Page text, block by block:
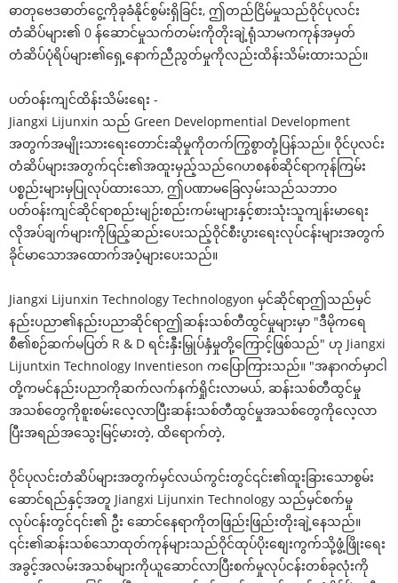
ဓာတုဗေဒဓာတ်ငွေ့ကိုခုခံနိုင်စွမ်းရှိခြင်း, ဤတည်ငြိမ်မှုသည်ဝိုင်ပုလင်း
တံဆိပ်များ၏ 0 န်ဆောင်မှုသက်တမ်းကိုတိုးချဲ့ရုံသာမကကုန်အမှတ်
တံဆိပ်ပုံရိပ်များ၏ရှေ့နောက်ညီညွတ်မှုကိုလည်းထိန်းသိမ်းထားသည်။
ပတ်ဝန်းကျင်ထိန်းသိမ်းရေး -
Jiangxi Lijunxin သည် Green Developmential Development
အတွက်အမျိုးသားရေးတောင်းဆိုမှုကိုတက်ကြွစွာတုံ့ပြန်သည်။ ဝိုင်ပုလင်း
တံဆိပ်များအတွက်၎င်း၏အထူးမှည့်သည်ဂေဟစနစ်ဆိုင်ရာကုန်ကြမ်း
ပစ္စည်းများမှပြုလုပ်ထားသော, ဤပဏာမခြေလှမ်းသည်သဘာဝ
ပတ်ဝန်းကျင်ဆိုင်ရာစည်းမျဉ်းစည်းကမ်းများနှင့်စားသုံးသူကျန်းမာရေး
လိုအပ်ချက်များကိုဖြည့်ဆည်းပေးသည့်ဝိုင်စီးပွားရေးလုပ်ငန်းများအတွက်
ခိုင်မာသောအထောက်အပံ့များပေးသည်။
Jiangxi Lijunxin Technology Technologyon မှင်ဆိုင်ရာဤသည်မှင်
နည်းပညာ၏နည်းပညာဆိုင်ရာဤဆန်းသစ်တီထွင်မှုများမှာ "ဒီမိုကရေ
စီ၏စဉ်ဆက်မပြတ် R & D ရင်းနှီးမြှုပ်နှံမှုတို့ကြောင့်ဖြစ်သည်" ဟု Jiangxi
Lijuntxin Technology Inventieson ကပြောကြားသည်။ "အနာဂတ်မှာငါ
တို့ကမင်နည်းပညာကိုဆက်လက်နက်ရှိုင်းလာမယ်, ဆန်းသစ်တီထွင်မှု
အသစ်တွေကိုစူးစမ်းလေ့လာပြီးဆန်းသစ်တီထွင်မှုအသစ်တွေကိုလေ့လာ
ပြီးအရည်အသွေးမြင့်မားတဲ့, ထိရောက်တဲ့,
ဝိုင်ပုလင်းတံဆိပ်များအတွက်မှင်လယ်ကွင်းတွင်၎င်း၏ထူးခြားသောစွမ်း
ဆောင်ရည်နှင့်အတူ Jiangxi Lijunxin Technology သည်မှင်စက်မှု
လုပ်ငန်းတွင်၎င်း၏ ဦး ဆောင်နေရာကိုတဖြည်းဖြည်းတိုးချဲ့နေသည်။
၎င်း၏ဆန်းသစ်သောထုတ်ကုန်များသည်ဝိုင်ထုပ်ပိုးစျေးကွက်သို့ဖွံ့ဖြိုးရေး
အခွင့်အလမ်းအသစ်များကိုယူဆောင်လာပြီးစက်မှုလုပ်ငန်းတစ်ခုလုံးကို